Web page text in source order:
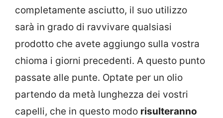
completamente asciutto, il suo utilizzo
sarà in grado di ravvivare qualsiasi
prodotto che avete aggiungo sulla vostra
chioma i giorni precedenti. A questo punto
passate alle punte. Optate per un olio
partendo da metà lunghezza dei vostri
capelli, che in questo modo risulteranno